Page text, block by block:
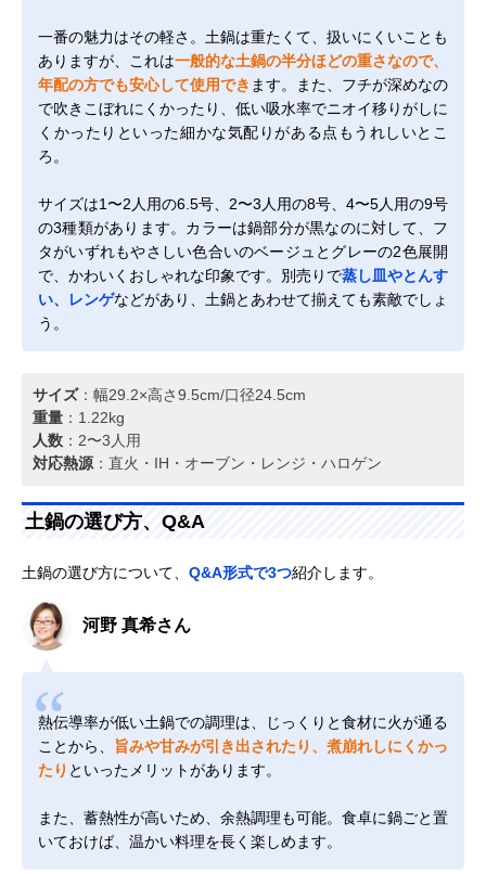
一番の魅力はその軽さ。土鍋は重たくて、扱いにくいことも
ありますが、これは一般的な土鍋の半分ほどの重さなので、
年配の方でも安心して使用でき ます。また、フチが深めなの
で吹きこぼれにくかったり、低い吸水率でニオイ移りがしに
くかったりといった細かな気配りがある点もうれしいとこ
ろ。
サイズは1〜2人用の6.5号、2〜3人用の8号、4〜5人用の9号
の3種類があります。カラーは鍋部分が黒なのに対して、フ
タがいずれもやさしい色合いのベージュとグレーの2色展開
で、かわいくおしゃれな印象です。別売りで蒸し皿やとんす
い、レンゲなどがあり、土鍋とあわせて揃えても素敵でしょ
う。
サイズ：幅29.2×高さ9.5cm/口径24.5cm
重量 ：1.22kg
人数 ：2〜3人用
対応熱源 ：直火・IH・オーブン・レンジ・ハロゲン
土鍋の選び方、Q&A
土鍋の選び方について、 Q&A形式で3つ紹介します。
河野 真希さん
熱伝導率が低い土鍋での調理は、じっくりと食材に火が通る
ことから、
旨みや甘みが引き出されたり、煮崩れしにくかっ
たり といったメリットがあります。
また、蓄熱性が高いため、余熱調理も可能。食卓に鍋ごと置
いておけば、温かい料理を長く楽しめます。